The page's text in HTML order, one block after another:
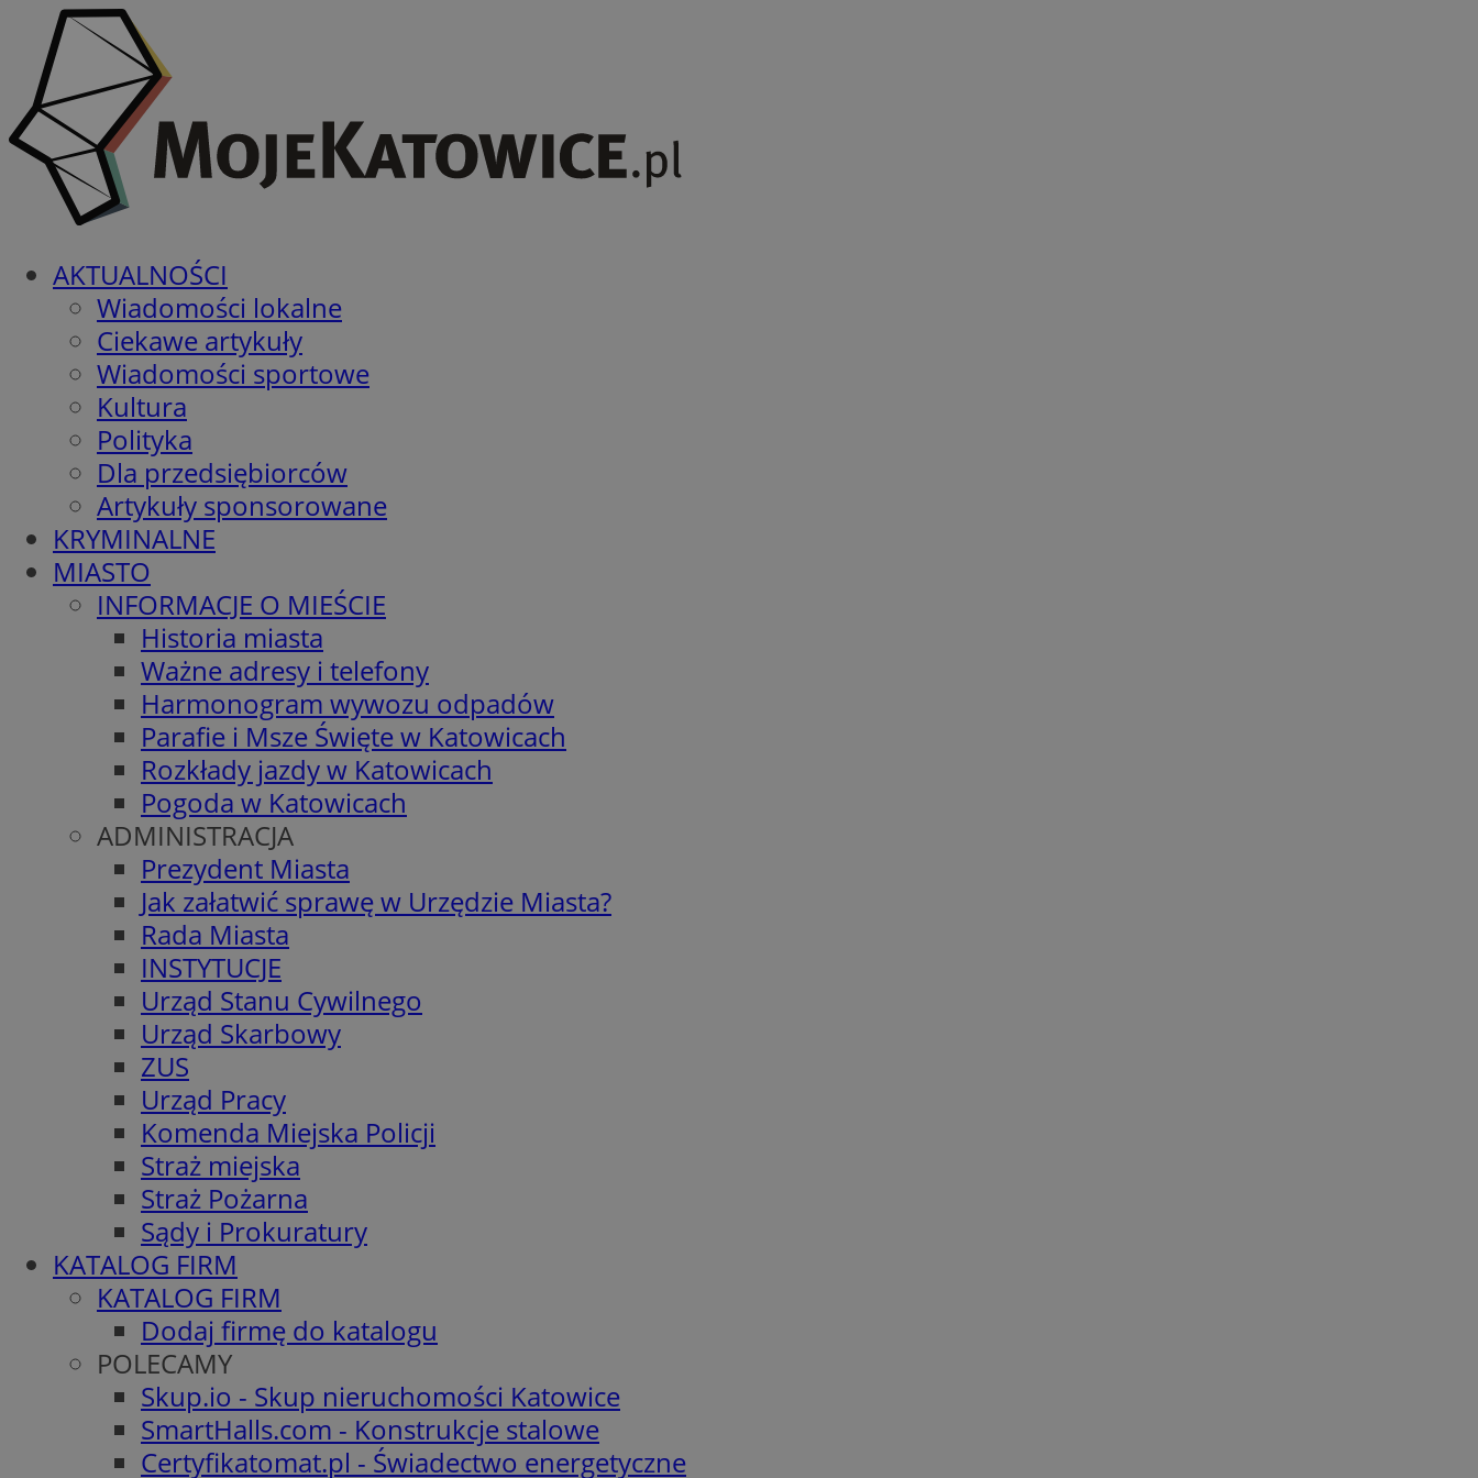
AKTUALNOŚCI
Wiadomości lokalne
Ciekawe artykuły
Wiadomości sportowe
Kultura
Polityka
Dla przedsiębiorców
Artykuły sponsorowane
KRYMINALNE
MIASTO
INFORMACJE O MIEŚCIE
Historia miasta
Ważne adresy i telefony
Harmonogram wywozu odpadów
Parafie i Msze Święte w Katowicach
Rozkłady jazdy w Katowicach
Pogoda w Katowicach
ADMINISTRACJA
Prezydent Miasta
Jak załatwić sprawę w Urzędzie Miasta?
Rada Miasta
INSTYTUCJE
Urząd Stanu Cywilnego
Urząd Skarbowy
ZUS
Urząd Pracy
Komenda Miejska Policji
Straż miejska
Straż Pożarna
Sądy i Prokuratury
KATALOG FIRM
KATALOG FIRM
Dodaj firmę do katalogu
POLECAMY
Skup.io - Skup nieruchomości Katowice
SmartHalls.com - Konstrukcje stalowe
Certyfikatomat.pl - Świadectwo energetyczne